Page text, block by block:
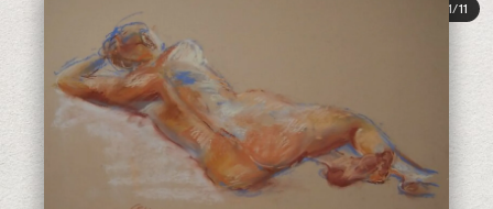
1/11